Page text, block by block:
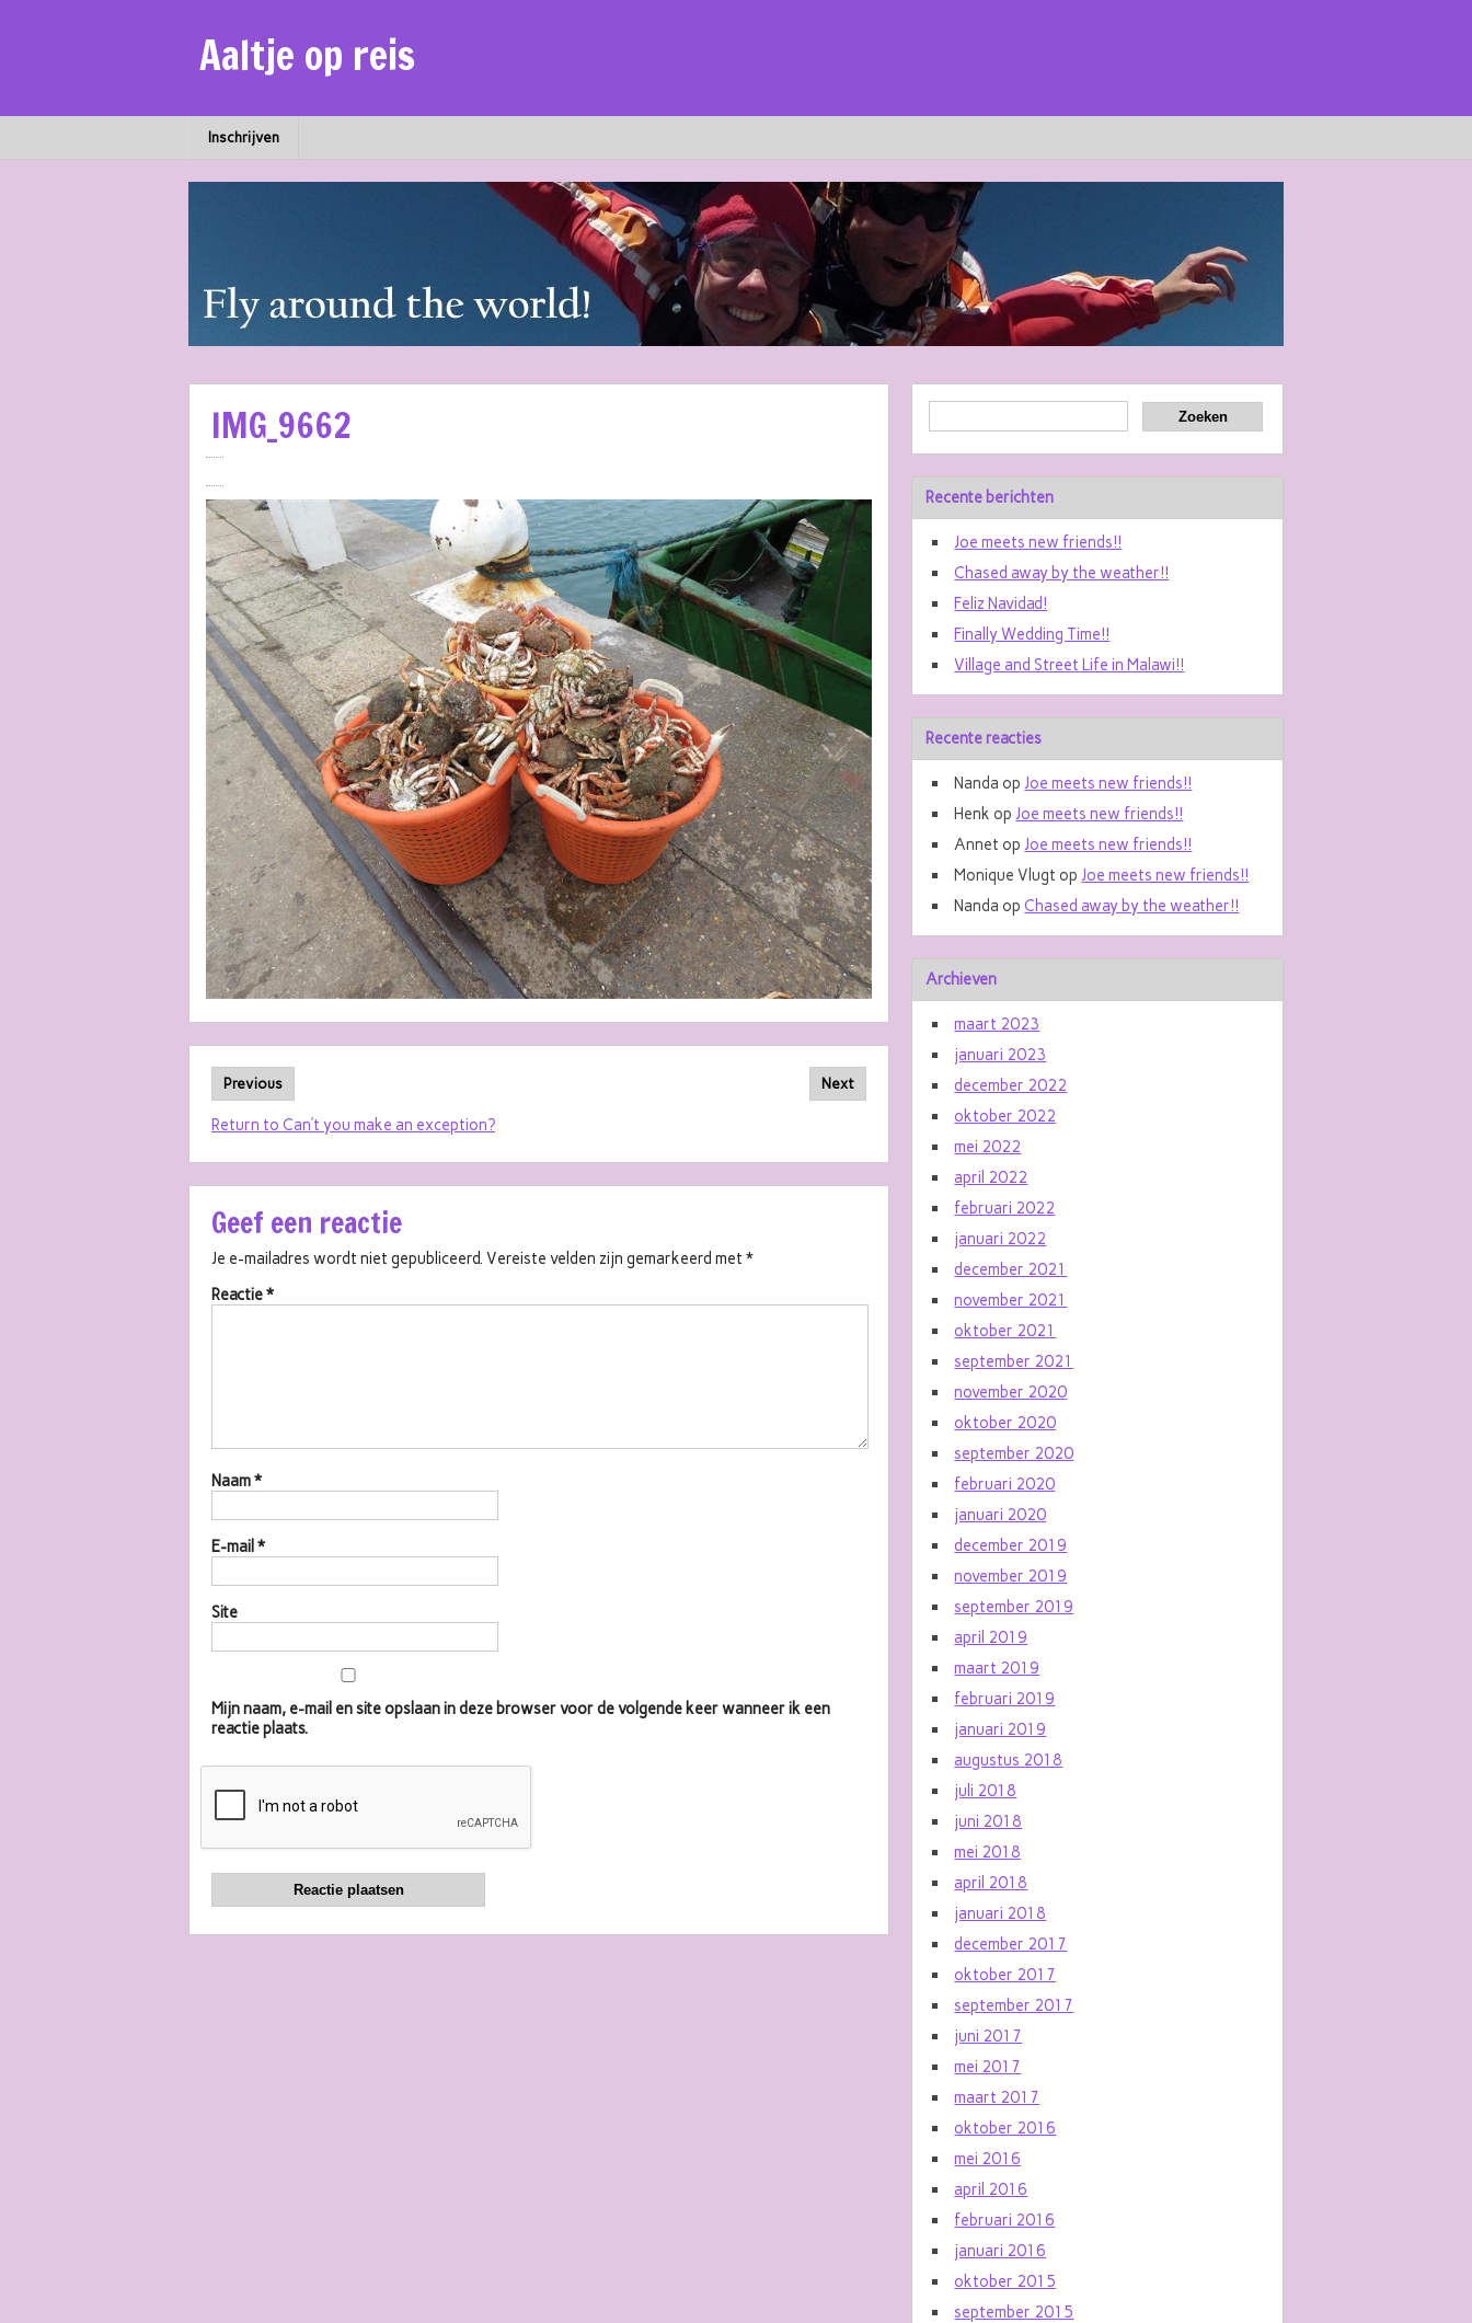
Aaltje op reis
Inschrijven
IMG_9662
Previous Next
Return to Can’t you make an exception?
Geef een reactie
Je e-mailadres wordt niet gepubliceerd. Vereiste velden zijn gemarkeerd met *
Reactie*
Naam*
E-mail *
Site
Mijn naam, e-mail en site opslaan in deze browser voor de volgende keer wanneer ik een
reactie plaats.
Recente berichten
Joe meets new friends!!
Chased away by the weather!!
Feliz Navidad!
Finally Wedding Time!!
Village and Street Life in Malawi!!
Recente reacties
Nanda opJoe meets new friends!!
Henk opJoe meets new friends!!
Annet opJoe meets new friends!!
Monique Vlugt opJoe meets new friends!!
Nanda opChased away by the weather!!
Archieven
maart 2023
januari 2023
december 2022
oktober 2022
mei 2022
april 2022
februari 2022
januari 2022
december 2021
november 2021
oktober 2021
september 2021
november 2020
oktober 2020
september 2020
februari 2020
januari 2020
december 2019
november 2019
september 2019
april 2019
maart 2019
februari 2019
januari 2019
augustus 2018
juli 2018
juni 2018
mei 2018
april 2018
januari 2018
december 2017
oktober 2017
september 2017
juni 2017
mei 2017
maart 2017
oktober 2016
mei 2016
april 2016
februari 2016
januari 2016
oktober 2015
september 2015